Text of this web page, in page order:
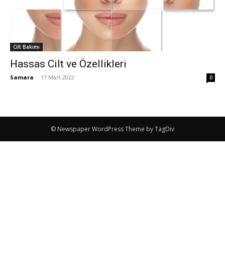
Cilt Bakımı
Hassas Cilt ve Özellikleri
Samara - 17 Mart 2022 0
© Newspaper WordPress Theme by TagDiv